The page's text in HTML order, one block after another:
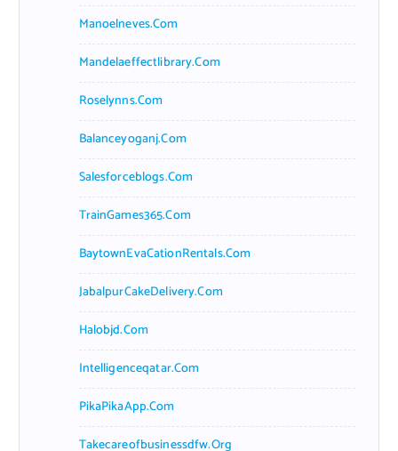
Manoelneves.com
Mandelaeffectlibrary.com
Roselynns.com
Balanceyoganj.com
Salesforceblogs.com
TrainGames365.com
BaytownEvaCationRentals.com
JabalpurCakeDelivery.com
Halobjd.com
Intelligenceqatar.com
PikaPikaApp.com
Takecareofbusinessdfw.org